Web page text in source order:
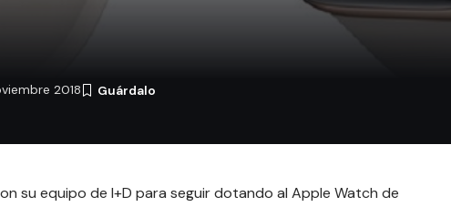
2018
su equipo de I+D para seguir dotando al Apple Watch de